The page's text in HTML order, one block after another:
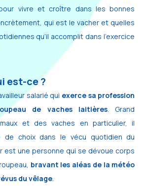
vivre et croître dans les bonnes
qui est le vacher et quelles
qu’il accomplit dans l’exercice
est-ce ?
salarié qui exerce sa profession
de vaches laitières . Grand
et des vaches en particulier, il
de choix dans le vécu quotidien du
est une personne qui se dévoue corps
bravant les aléas de la météo
du vêlage.